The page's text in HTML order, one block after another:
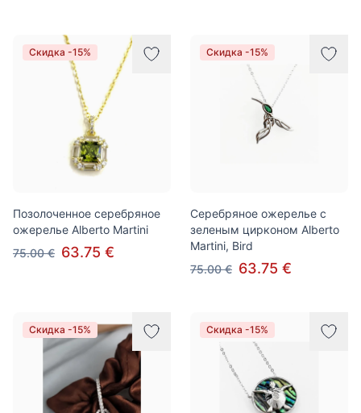
Скидка -15%
Позолоченное серебряное
ожерелье Alberto Martini
75.00 € 63.75 €
Скидка -15%
Серебряное ожерелье с
зеленым цирконом Alberto
Martini, Bird
75.00 € 63.75 €
Скидка -15% Скидка -15%